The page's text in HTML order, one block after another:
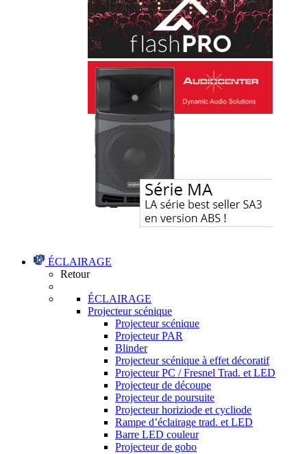
ÉCLAIRAGE
Retour
ÉCLAIRAGE
Projecteur scénique
Projecteur scénique
Projecteur PAR
Blinder
Projecteur scénique à effet décoratif
Projecteur PC / Fresnel Trad. et LED
Projecteur de découpe
Projecteur de poursuite
Projecteur horiziode et cycliode
Rampe d’éclairage trad. et LED
Barre LED couleur
Projecteur de gobo